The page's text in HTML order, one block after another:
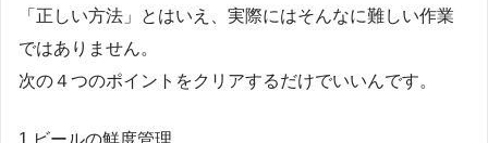
「正しい方法」とはいえ、実際にはそんなに難しい作業
ではありません。
次の４つのポイントをクリアするだけでいいんです。
1.ビールの鮮度管理